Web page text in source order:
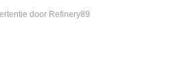
door Refinery89